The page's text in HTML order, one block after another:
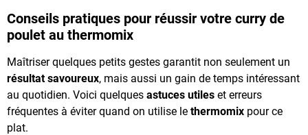
Conseils pratiques pour réussir votre curry de
poulet au thermomix
Maîtriser quelques petits gestes garantit non seulement un
résultat savoureux, mais aussi un gain de temps intéressant
au quotidien. Voici quelques astuces utiles et erreurs
fréquentes à éviter quand on utilise le thermomix pour ce
plat.